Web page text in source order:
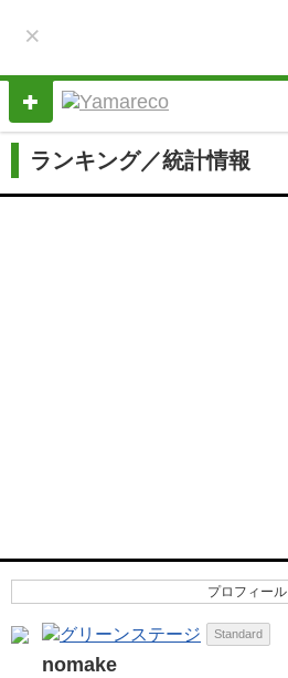
×
ランキング／統計情報
プロフィール
Standard
nomake